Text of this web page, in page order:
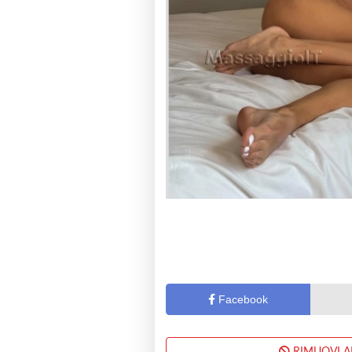
Facebook